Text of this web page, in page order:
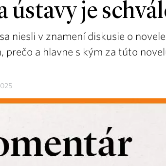
ústavy je
niesli v znamení diskusie o
prečo a hlavne s kým za túto